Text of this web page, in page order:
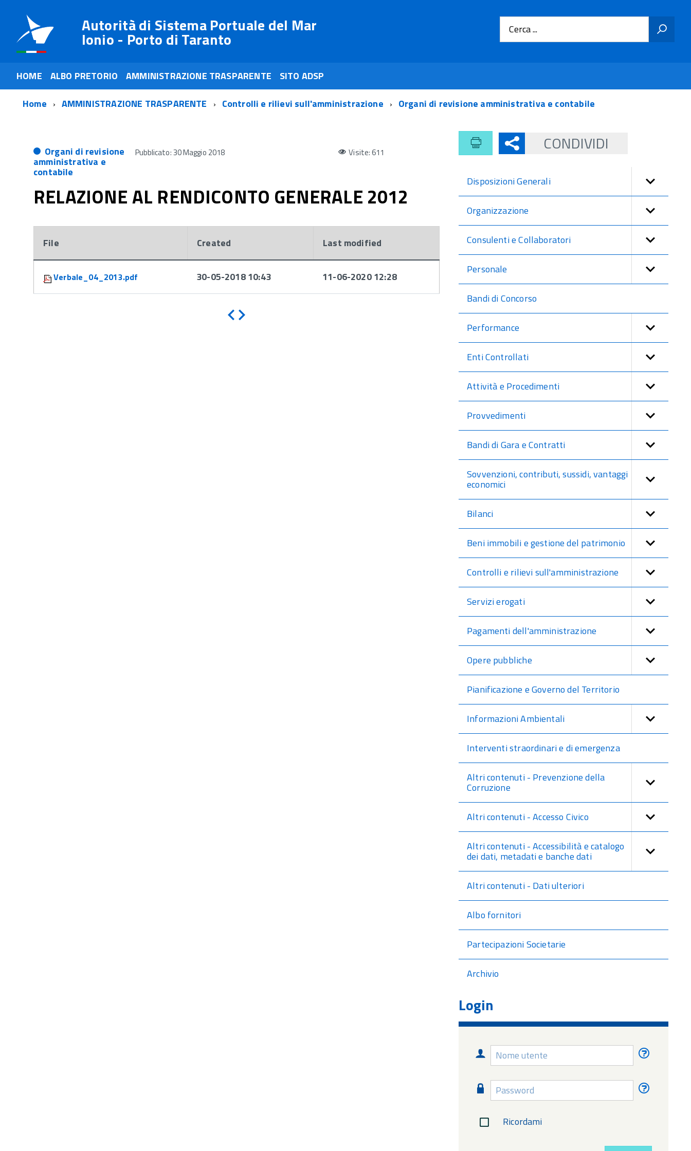
Autorità di Sistema Portuale del Mar
Ionio - Porto di Taranto Cerca ...
HOME ALBO PRETORIO AMMINISTRAZIONE TRASPARENTE
SITO ADSP
Home
AMMINISTRAZIONE TRASPARENTE Controlli e rilievi sull'amministrazione Organi di revisione amministrativa e contabile
Organi di revisione
amministrativa e
contabile
Pubblicato: 30 Maggio 2018 Visite: 611
RELAZIONE AL RENDICONTO GENERALE 2012
File Created Last modified
Verbale_04_2013.pdf 30-05-2018 10:43 11-06-2020 12:28
Indietro
CONDIVIDI
Disposizioni Generali
Organizzazione
Consulenti e Collaboratori
Personale
Bandi di Concorso
Performance
Enti Controllati
Attività e Procedimenti
Provvedimenti
Bandi di Gara e Contratti
Sovvenzioni, contributi, sussidi, vantaggi
economici
Bilanci
Beni immobili e gestione del patrimonio
Controlli e rilievi sull'amministrazione
Servizi erogati
Pagamenti dell'amministrazione
Opere pubbliche
Pianificazione e Governo del Territorio
Informazioni Ambientali
Interventi straordinari e di emergenza
Altri contenuti - Prevenzione della
Corruzione
Altri contenuti - Accesso Civico
Altri contenuti - Accessibilità e catalogo
dei dati, metadati e banche dati
Altri contenuti - Dati ulteriori
Albo fornitori
Partecipazioni Societarie
Archivio
Login
Nome
utente
Nome
utente
Password
Password
Ricordami